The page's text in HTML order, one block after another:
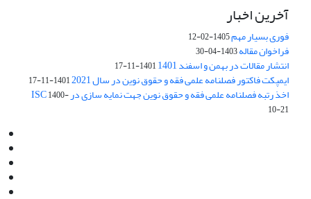
آخرین اخبار
فوری بسیار مهم1405-02-12
فراخوان مقاله1403-04-30
انتشار مقالات در بهمن و اسفند 1401 1401-11-17
ایمپکت فاکتور فصلنامه علمی فقه و حقوق نوین در سال 2021 1401-11-17
اخذ رتبه فصلنامه علمی فقه و حقوق نوین جهت نمایه سازی در ISC1400-
10-21